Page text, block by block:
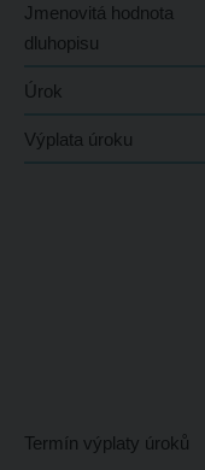
Jmenovitá hodnota
dluhopisu
Úrok
Výplata úroku
Termín výplaty úroků